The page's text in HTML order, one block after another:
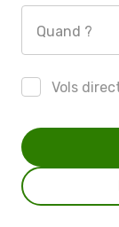
Quand ?
Vols